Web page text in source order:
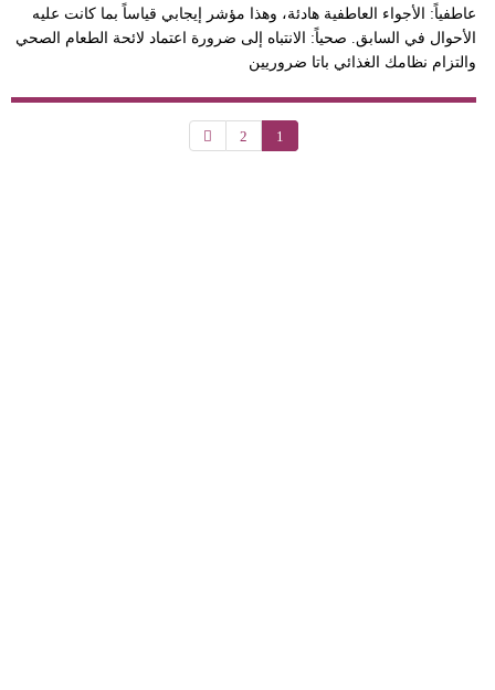
عاطفياً: الأجواء العاطفية هادئة، وهذا مؤشر إيجابي قياساً بما كانت عليه
الأحوال في السابق. صحياً: الانتباه إلى ضرورة اعتماد لائحة الطعام الصحي
والتزام نظامك الغذائي باتا ضروريين
1
2